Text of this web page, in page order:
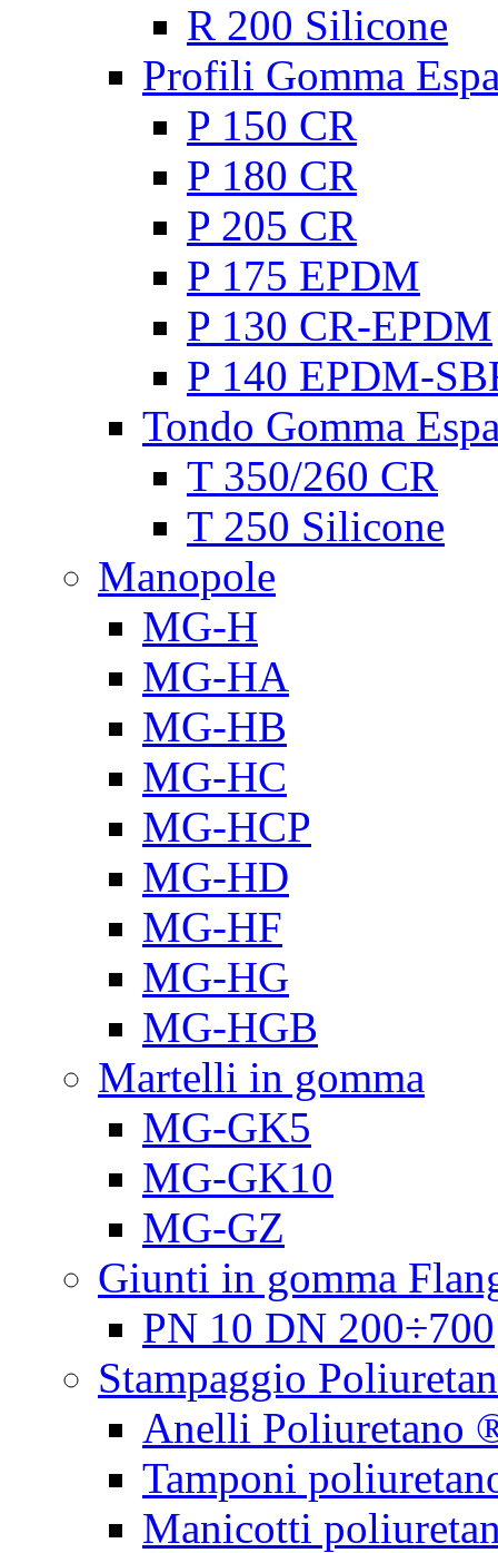
R 200 Silicone
Profili Gomma
P 150 CR
P 180 CR
P 205 CR
P 175 EPDM
P 130 CR-EPDM
P 140 EPDM-
Tondo Gomma
T 350/260 CR
T 250 Silicone
Manopole
MG-H
MG-HA
MG-HB
MG-HC
MG-HCP
MG-HD
MG-HF
MG-HG
MG-HGB
Martelli in gomma
MG-GK5
MG-GK10
MG-GZ
Giunti in gomma
PN 10 DN 200÷700
Stampaggio
Anelli Poliuretano
Tamponi
Manicotti